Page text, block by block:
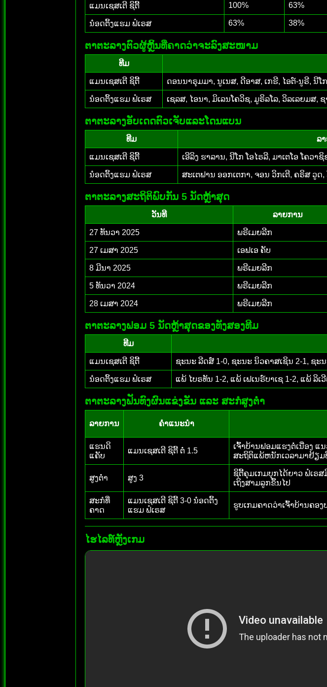
ແມນເຊສເຕີ ຊິຕີ້ 100% 63%
ນ໋ອດຕິ້ງແຮມ ຟໍເຣສ 63% 38%
ຕາຕະລາງຕົວຜູ້ຫຼິ້ນທີ່ຄາດວ່າຈະລົງສະໜາມ
ທີມ
ແມນເຊສເຕີ ຊິຕີ້ ດອນນາຣຸມມາ, ນູເນສ, ດີອາສ, ເກຮີ, ໄອຕ໌-ນູຣີ, ນີໂ
ນ໋ອດຕິ້ງແຮມ ຟໍເຣສ ເຊລສ, ໄອນາ, ມິເລນໂຄວິຊ, ມູຣິລໂລ, ວິລເລຍມສ,
ຕາຕະລາງອັບເດດຕົວເຈັບແລະໂດນແບນ
ທີມ ລ
ແມນເຊສເຕີ ຊິຕີ້ ເອີລິງ ຮາລານ, ນີໂກ ໂອໄຣລີ, ມາເຕໂອ ໂຄວາ
ນ໋ອດຕິ້ງແຮມ ຟໍເຣສ ສະເຕຟານ ອອກເຕກາ, ຈອນ ວິກເຕີ, ຄຣິສ ວູດ,
ຕາຕະລາງສະຖິຕິພົບກັນ 5 ນັດຫຼ້າສຸດ
ວັນທີ ລາຍການ
27 ທັນວາ 2025 ພຣີເມຍລີກ
27 ເມສາ 2025 ເອຟເອ ຄັບ
8 ມີນາ 2025 ພຣີເມຍລີກ
5 ທັນວາ 2024 ພຣີເມຍລີກ
28 ເມສາ 2024 ພຣີເມຍລີກ
ຕາຕະລາງຟອມ 5 ນັດຫຼ້າສຸດຂອງທັງສອງທີມ
ທີມ
ແມນເຊສເຕີ ຊິຕີ້ ຊະນະ ລີດສ໌ 1-0, ຊະນະ ນິວຄາສເຊິນ 2-1, ຊະ
ນ໋ອດຕິ້ງແຮມ ຟໍເຣສ ແພ້ ໄບຣທັນ 1-2, ແພ້ ເຟເນຣ໌ບາເຊ 1-2, ແພ້ ລິ
ຕາຕະລາງຟັນທົງຜົນແຂ່ງຂັນ ແລະ ສະກໍສູງຕ່ຳ
ລາຍການ ຄຳແນະນຳ
ແຮນດິ
ແຄັບ
ແມນເຊສເຕີ ຊິຕີ້ ຕໍ່ 1.5
ເຈົ້າບ້ານຟອມແຮງຕໍ່ເນື່ອງ
ສະຖິຕິແພ້ຫນັກເວລາມາຢ້ຽມ
ສູງຕ່ຳ ສູງ 3
ຊິຕີ້ຄຸມເກມບຸກໄດ້ຍາວ ຟໍເຣ
ເຖິງສາມລູກຂຶ້ນໄປ
ສະກໍທີ່
ຄາດ
ແມນເຊສເຕີ ຊິຕີ້ 3-0 ນ໋ອດຕິ້ງ
ແຮມ ຟໍເຣສ
ຮູບເກມຄາດວ່າເຈົ້າບ້ານຄອ
ໄຮໄລທ໌ຫຼັງເກມ